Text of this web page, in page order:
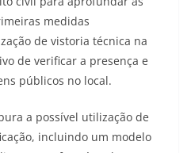
medidas
de vistoria técnica na
de verificar a presença e
públicos no local.
a possível utilização de
incluindo um modelo